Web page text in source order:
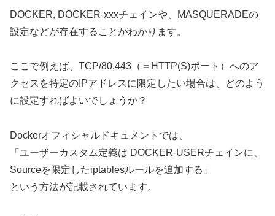
DOCKER, DOCKER-xxxチェインや、MASQUERADEの
設定などが存在することがわかります。
ここで例えば、TCP/80,443（＝HTTP(S)ポート）へのア
クセスを特定のIPアドレスに限定したい場合は、どのよう
に設定すればよいでしょうか？
Dockerオフィシャルドキュメントでは、
「ユーザーカスタム定義は DOCKER-USERチェインに、
Sourceを限定したiptablesルールを追加する」
という方法が記載されています。